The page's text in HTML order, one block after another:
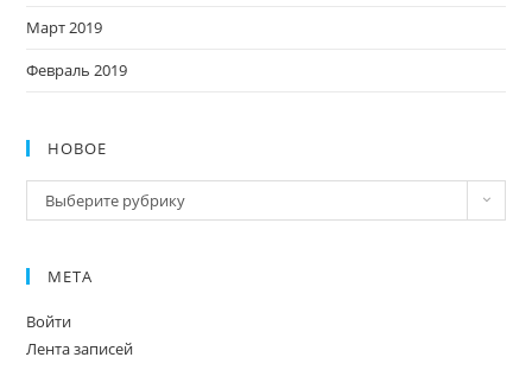
Март 2019
Февраль 2019
НОВОЕ
Новое
Выберите рубрику
МЕТА
Войти
Лента записей